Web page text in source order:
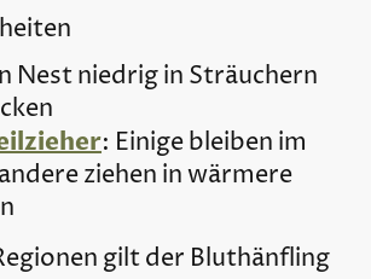
Nest niedrig in Sträuchern
: Einige bleiben im
ziehen in wärmere
gilt der Bluthänfling